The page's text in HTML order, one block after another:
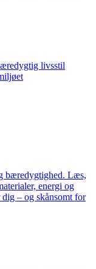
livsstil
bæredygtighed. Læs,
energi og
– og skånsomt for